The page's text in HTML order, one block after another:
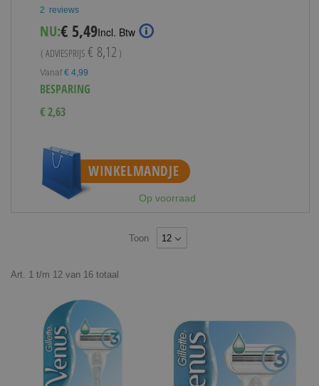
2 reviews
NU:Special
Price
€ 5,49Incl. Btw
( ADVIESPRIJS € 8,12 )
Vanaf € 4,99
BESPARING
€ 2,63
WINKELMANDJE
Op voorraad
Toon
Art. 1 t/m 12 van 16 totaal